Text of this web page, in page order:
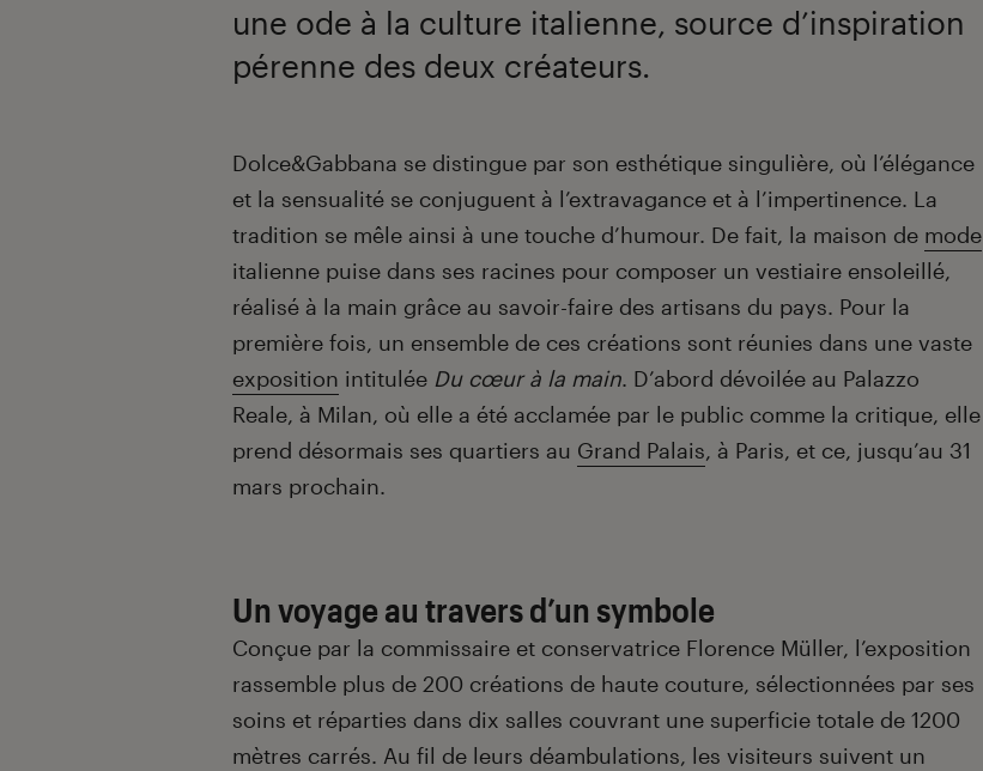
une ode à la culture italienne, source d’inspiration
pérenne des deux créateurs.
Introduction
Dolce&Gabbana se distingue par son esthétique singulière, où l’élégance
et la sensualité se conjuguent à l’extravagance et à l’impertinence. La
tradition se mêle ainsi à une touche d’humour. De fait, la maison de mode
italienne puise dans ses racines pour composer un vestiaire ensoleillé,
réalisé à la main grâce au savoir-faire des artisans du pays. Pour la
première fois, un ensemble de ces créations sont réunies dans une vaste
exposition intitulée Du cœur à la main. D’abord dévoilée au Palazzo
Reale, à Milan, où elle a été acclamée par le public comme la critique, elle
prend désormais ses quartiers au Grand Palais, à Paris, et ce, jusqu’au 31
mars prochain.
Un voyage au travers d’un symbole
Conçue par la commissaire et conservatrice Florence Müller, l’exposition
rassemble plus de 200 créations de haute couture, sélectionnées par ses
soins et réparties dans dix salles couvrant une superficie totale de 1200
mètres carrés. Au fil de leurs déambulations, les visiteurs suivent un